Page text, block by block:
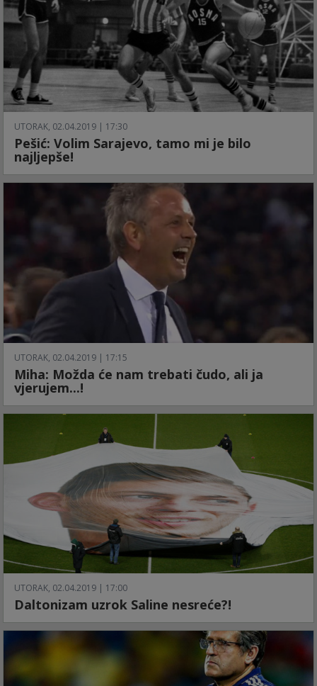
UTORAK, 02.04.2019 | 17:30
Pešić: Volim Sarajevo, tamo mi je bilo
najljepše!
UTORAK, 02.04.2019 | 17:15
Miha: Možda će nam trebati čudo, ali ja
vjerujem...!
UTORAK, 02.04.2019 | 17:00
Daltonizam uzrok Saline nesreće?!